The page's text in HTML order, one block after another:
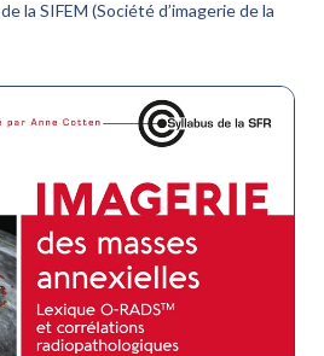
la SIFEM (Société d’imagerie de la